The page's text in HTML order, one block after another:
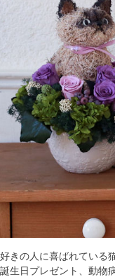
きの人に喜ばれている
生日プレゼント、動物